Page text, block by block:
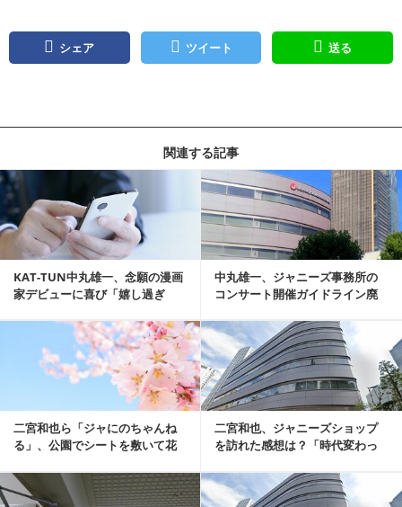
シェア ツイート 送る
関連する記事
KAT-TUN中丸雄一、念願の漫画
家デビューに喜び「嬉し過ぎ
中丸雄一、ジャニーズ事務所の
コンサート開催ガイドライン廃
二宮和也ら「ジャにのちゃんね
る」、公園でシートを敷いて花
二宮和也、ジャニーズショップ
を訪れた感想は？「時代変わっ
記事を読む
記事を読む